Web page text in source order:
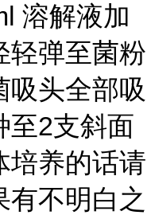
溶解液加
轻弹至菌粉
吸头全部吸
至2支斜面
培养的话请
有不明白之